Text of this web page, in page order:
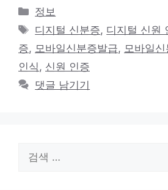
카
테
고
리
정보
태
그
디지털 신분증, 디지털 신원
증, 모바일신분증발급, 모바일
인식 , 신원 인증
댓글 남기기
색: